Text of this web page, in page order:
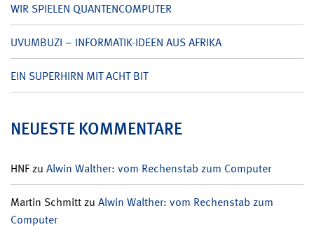
WIR SPIELEN QUANTENCOMPUTER
UVUMBUZI – INFORMATIK-IDEEN AUS AFRIKA
EIN SUPERHIRN MIT ACHT BIT
NEUESTE KOMMENTARE
HNFzu Alwin Walther: vom Rechenstab zum Computer
Martin Schmittzu Alwin Walther: vom Rechenstab zum
Computer